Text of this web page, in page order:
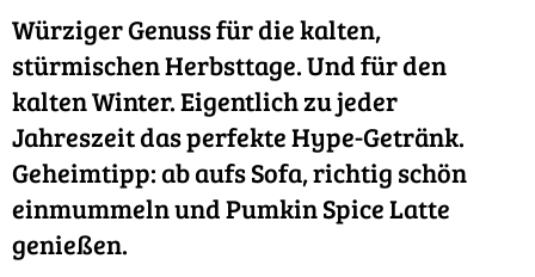
Würziger Genuss für die kalten,
stürmischen Herbsttage. Und für den
kalten Winter. Eigentlich zu jeder
Jahreszeit das perfekte Hype-Getränk.
Geheimtipp: ab aufs Sofa, richtig schön
einmummeln und Pumkin Spice Latte
genießen.